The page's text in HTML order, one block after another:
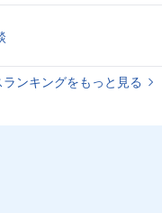
ンキングをもっと見る